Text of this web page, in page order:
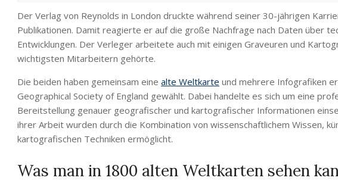
Der Verlag von Reynolds in London druckte während seiner 30-jährigen
Publikationen. Damit reagierte er auf die große Nachfrage nach Daten über
Entwicklungen. Der Verleger arbeitete auch mit einigen Graveuren und
wichtigsten Mitarbeitern gehörte.
Die beiden haben gemeinsam eine alte Weltkarte und mehrere Infografiken
Geographical Society of England gewählt. Dabei handelte es sich um eine
Bereitstellung genauer geografischer und kartografischer Informationen
ihrer Arbeit wurden durch die Kombination von wissenschaftlichem Wissen,
kartografischen Techniken ermöglicht.
Was man in 1800 alten Weltkarten sehen